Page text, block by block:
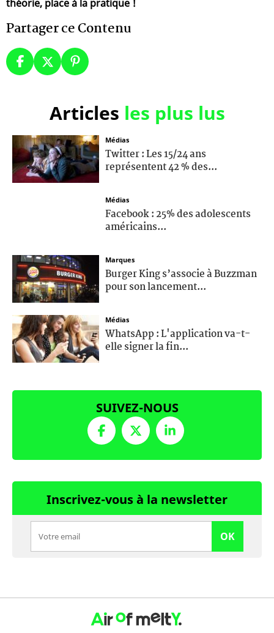
théorie, place à la pratique !
Partager ce Contenu
Articles les plus lus
Médias
Twitter : Les 15/24 ans
représentent 42 % des...
Médias
Facebook : 25% des adolescents
américains...
Marques
Burger King s’associe à Buzzman
pour son lancement...
Médias
WhatsApp : L'application va-t-
elle signer la fin...
SUIVEZ-NOUS
Inscrivez-vous à la newsletter
OK